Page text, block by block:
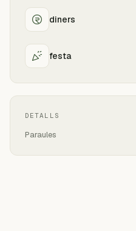
diners
festa
DETALLS
Paraules